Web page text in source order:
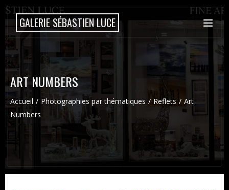
GALERIE SÉBASTIEN LUCE
ART NUMBERS
Accueil Photographies par thématiques Reflets
Art
Numbers